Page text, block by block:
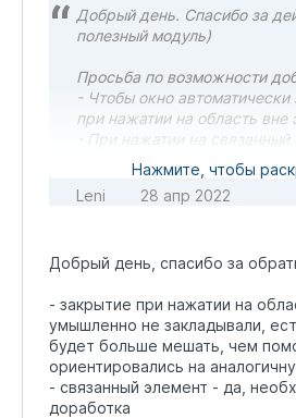
Добрый день. Спасибо за
полезный модуль)
Просьба по возможности
- Чтобы окно автоматически
при нажатии на область вне
- При нажатии на связанный
он открывался в основном
Нажмите, чтобы
Leni
28 апр 2022
Добрый день, спасибо за
- закрытие при нажатии на
умышленно не закладывали,
будет больше мешать, чем
ориентировались на
- связанный элемент - да,
доработка